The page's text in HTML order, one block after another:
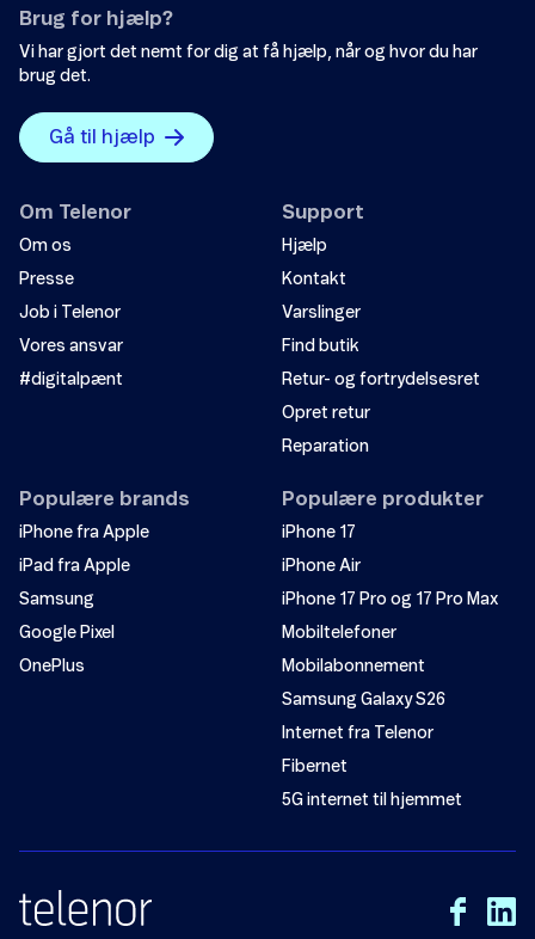
Brug for hjælp?
Vi har gjort det nemt for dig at få hjælp, når og hvor du har
brug det.
Gå til hjælp
Om Telenor
Om os
Presse
Job i Telenor
Vores ansvar
#digitalpænt
Support
Hjælp
Kontakt
Varslinger
Find butik
Retur- og fortrydelsesret
Opret retur
Reparation
Populære brands
iPhone fra Apple
iPad fra Apple
Samsung
Google Pixel
OnePlus
Populære produkter
iPhone 17
iPhone Air
iPhone 17 Pro og 17 Pro Max
Mobiltelefoner
Mobilabonnement
Samsung Galaxy S26
Internet fra Telenor
Fibernet
5G internet til hjemmet